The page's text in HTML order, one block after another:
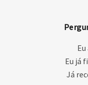
Eu já
Já